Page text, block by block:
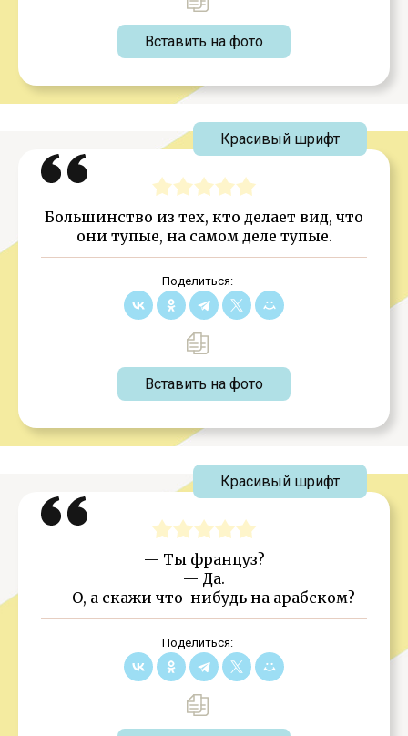
Вставить на фото
Большинство из тех, кто делает вид, что
они тупые, на самом деле тупые.
Поделиться:
Вставить на фото
Красивый шрифт
— Ты француз?
— Да.
— О, а скажи что-нибудь на арабском?
Поделиться:
Красивый шрифт